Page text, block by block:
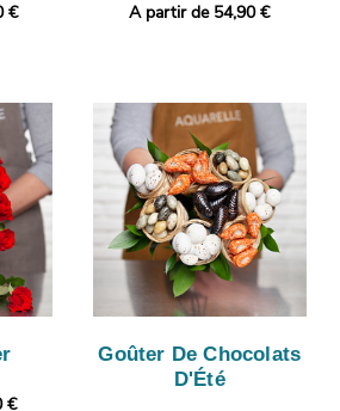
€ A partir de 54,90 €
€
Goûter De Chocolats
D'Été